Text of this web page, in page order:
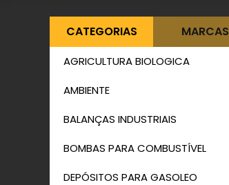
CATEGORIAS MARCAS
AGRICULTURA BIOLOGICA
AMBIENTE
BALANÇAS INDUSTRIAIS
BOMBAS PARA COMBUSTÍVEL
DEPÓSITOS PARA GASOLEO